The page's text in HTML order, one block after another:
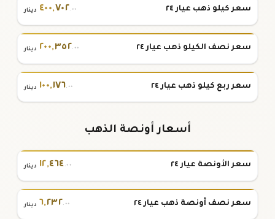
سعر كيلو ذهب عيار ٢٤ ٤٠٠,٧٠٢ .٠٠ دينار
سعر نصف الكيلو ذهب عيار ٢٤ ٢٠٠,٣٥٢.٠٠ دينار
سعر ربع كيلو ذهب عيار ٢٤ ١٠٠,١٧٦.٠٠ دينار
أسعار أونصة الذهب
سعر الأونصة عيار ٢٤ ١٢,٤٦٤.٠٠ دينار
سعر نصف أونصة ذهب عيار ٢٤ ٦,٢٣٢.٠٠ دينار